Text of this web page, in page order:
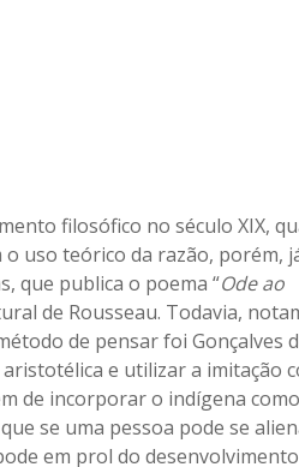
filosófico no século XIX,
uso teórico da razão, porém,
que publica o poema “Ode ao
de Rousseau. Todavia,
de pensar foi Gonçalves
e utilizar a imitação
de incorporar o indígena como
se uma pessoa pode se
em prol do desenvolvimento